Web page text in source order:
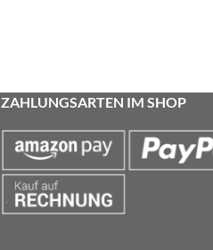
ZAHLUNGSARTEN IM SHOP